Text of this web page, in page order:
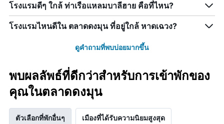
โรงแรมดีๆ ใกล้ ท่าเรือแหลมบาลีฮาย คือที่ไหน?
โรงแรมไหนดีใน ตลาดดงมุน ที่อยู่ใกล้ หาดเฉวง?
ดูคำถามที่พบบ่อยมากขึ้น
พบผลลัพธ์ที่ดีกว่าสำหรับการเข้าพักของ
คุณในตลาดดงมุน
ตัวเลือกที่พักอื่นๆ เมืองที่ได้รับความนิยมสูงสุด